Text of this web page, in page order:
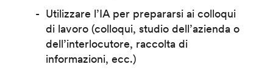
Utilizzare l’IA per prepararsi ai colloqui
di lavoro (colloqui, studio dell’azienda o
dell’interlocutore, raccolta di
informazioni, ecc.)